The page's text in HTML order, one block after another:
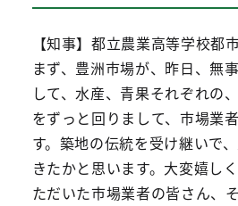
【知事】都立農業高等学校都
まず、豊洲市場が、昨日、無
して、水産、青果それぞれの
をずっと回りまして、市場業
す。築地の伝統を受け継いで
きたかと思います。大変嬉し
ただいた市場業者の皆さん、